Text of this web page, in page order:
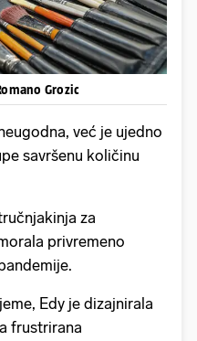
Grozic
već je ujedno
savršenu količinu
za
privremeno
Edy je dizajnirala
frustrirana